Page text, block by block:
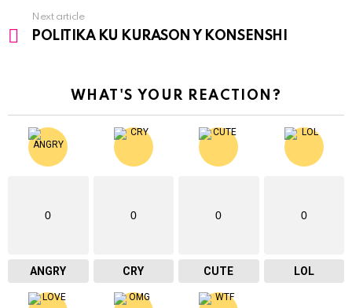
Next article
POLITIKA KU KURASON Y KONSENSHI
WHAT'S YOUR REACTION?
0
ANGRY
0
CRY
0
CUTE
0
LOL